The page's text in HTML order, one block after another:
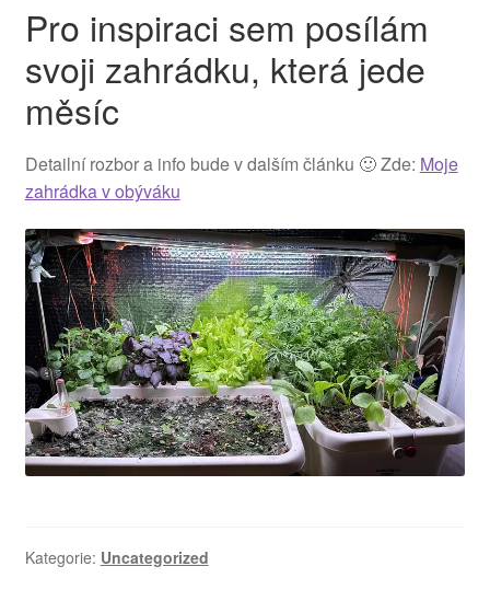
Pro inspiraci sem posílám
svoji zahrádku, která jede
měsíc
Detailní rozbor a info bude v dalším článku 🙂 Zde: Moje
zahrádka v obýváku
Kategorie: Uncategorized